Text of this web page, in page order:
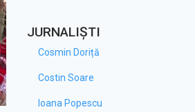
JURNALIȘTI
Cosmin Doriță
Costin Soare
Ioana Popescu